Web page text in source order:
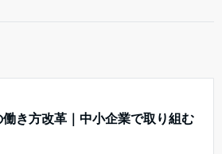
働き方改革｜中小企業で取り組む